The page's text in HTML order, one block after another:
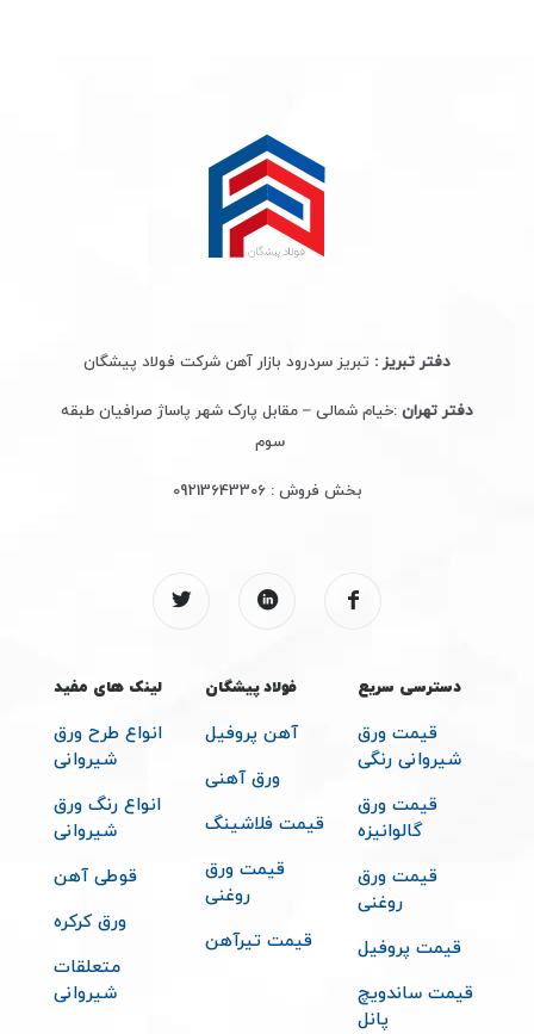
دفتر تبریز : تبریز سردرود بازار آهن شرکت فولاد پیشگان
دفتر تهران :خیام شمالی – مقابل پارک شهر پاساژ صرافیان طبقه
سوم
بخش فروش :09213643306
دسترسی سریع
قیمت ورق
شیروانی رنگی
قیمت ورق
گالوانیزه
قیمت ورق
روغنی
قیمت پروفیل
قیمت ساندویچ
پانل
فولاد پیشگان
آهن پروفیل
ورق آهنی
قیمت فلاشینگ
قیمت ورق
روغنی
قیمت تیرآهن
لینک های مفید
انواع طرح ورق
شیروانی
انواع رنگ ورق
شیروانی
قوطی آهن
ورق کرکره
متعلقات
شیروانی